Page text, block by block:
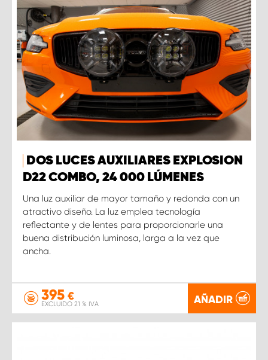
DOS LUCES AUXILIARES EXPLOSION
D22 COMBO, 24 000 LÚMENES
Una luz auxiliar de mayor tamaño y redonda con un
atractivo diseño. La luz emplea tecnología
reflectante y de lentes para proporcionarle una
buena distribución luminosa, larga a la vez que
ancha.
395 €
EXCLUIDO 21 % IVA AÑADIR